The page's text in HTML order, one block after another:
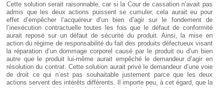
Cette solution serait raisonnable, car si la Cour de cassation n’avait pas
admis que les deux actions puissent se cumuler, cela aurait eu pour
effet d’empêcher l’acquéreur d’un bien d’agir sur le fondement de
l’inexécution contractuelle toutes les fois que le défaut de conformité
aurait reposé sur un défaut de sécurité du produit. Ainsi, la mise en
action du régime de responsabilité du fait des produits défectueux visant
la réparation d’un dommage corporel causé par le produit ou d’un bien
autre que le produit lui-même aurait empêché le demandeur d’agir en
résolution du contrat. Cette solution aurait privé le demandeur d’une voie
de droit ce qui n’est pas souhaitable justement parce que les deux
actions servent des intérêts différents. Il importe peu, à cet égard, que la